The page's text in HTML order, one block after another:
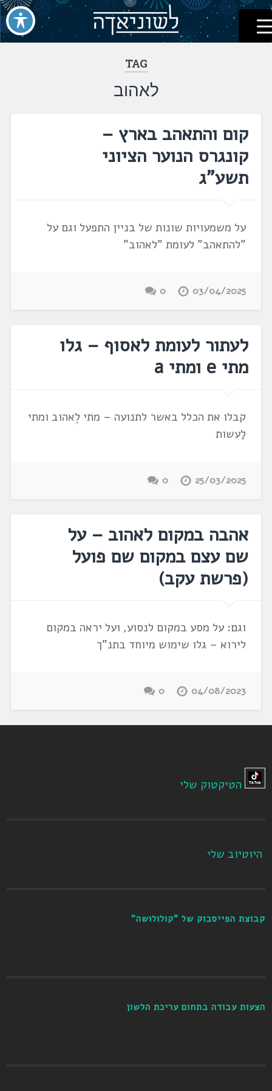
דלג
לתוכן
לשוניאדה
עברית. לשון. שפה
TAG
לאהוב
קום והתאהב בארץ –
קונגרס הנוער הציוני
תשע"ג
על משמעויות שונות של בניין התפעל וגם על
"להתאהב" לעומת "לאהוב"
03/04/2025
0
לעתור לעומת לאסוף – גלו
מתי e ומתי a
קבלו את הכלל באשר לתנועה – מתי לֶאהוב ומתי
לַעשות
25/03/2025
0
אהבה במקום לאהוב – על
שם עצם במקום שם פועל
(פרשת עקב)
וגם: על מסע במקום לנסוע, ועל יראה במקום
לירוא – גלו שימוש מיוחד בתנ"ך
04/08/2023
0
הטיקטוק שלי
היוטיוב שלי
קבוצת הפייסבוק של "קולולושה"
הצעות עבודה בתחום עריכת הלשון